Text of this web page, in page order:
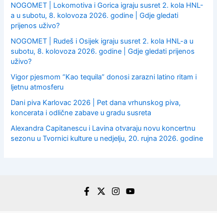
NOGOMET | Lokomotiva i Gorica igraju susret 2. kola HNL-
a u subotu, 8. kolovoza 2026. godine | Gdje gledati
prijenos uživo?
NOGOMET | Rudeš i Osijek igraju susret 2. kola HNL-a u
subotu, 8. kolovoza 2026. godine | Gdje gledati prijenos
uživo?
Vigor pjesmom “Kao tequila” donosi zarazni latino ritam i
ljetnu atmosferu
Dani piva Karlovac 2026 | Pet dana vrhunskog piva,
koncerata i odlične zabave u gradu susreta
Alexandra Capitanescu i Lavina otvaraju novu koncertnu
sezonu u Tvornici kulture u nedjelju, 20. rujna 2026. godine